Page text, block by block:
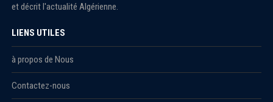
et décrit l'actualité Algérienne.
LIENS UTILES
à propos de Nous
Contactez-nous